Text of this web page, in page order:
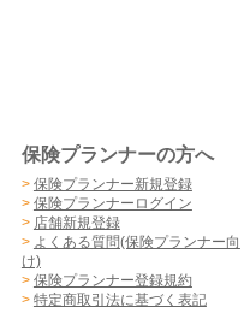
保険プランナーの方へ
> 保険プランナー新規登録
> 保険プランナーログイン
> 店舗新規登録
> よくある質問(保険プランナー向
け)
> 保険プランナー登録規約
> 特定商取引法に基づく表記